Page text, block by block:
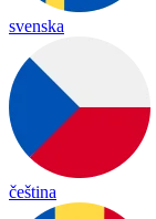
svenska
čeština